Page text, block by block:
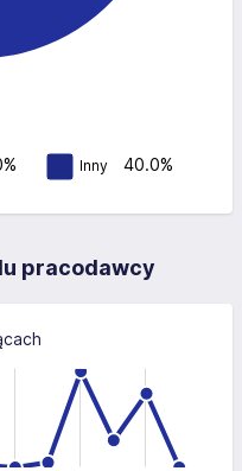
Inny 40.0%
pracodawcy